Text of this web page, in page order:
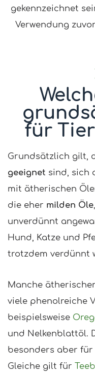
gekennzeichnet
Verwendung
für
Grundsätzlich gilt,
geeignet sind, sich
mit ätherischen
die eher milden Öle
unverdünnt
Hund, Katze und
trotzdem verdünnt
Manche
viele phenolreiche
beispielsweise
und Nelkenblattöl.
besonders aber für
Gleiche gilt für